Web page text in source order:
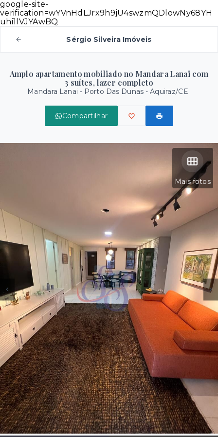
google-site-
verification=wYVnHdLJrx9h9jU4swzmQDlowNy68YH
uhi1lVJYAwBQ
Sérgio Silveira Imóveis
Amplo apartamento mobiliado no Mandara Lanai com
3 suítes, lazer completo
Mandara Lanai - Porto Das Dunas - Aquiraz/CE
Compartilhar
Mais fotos